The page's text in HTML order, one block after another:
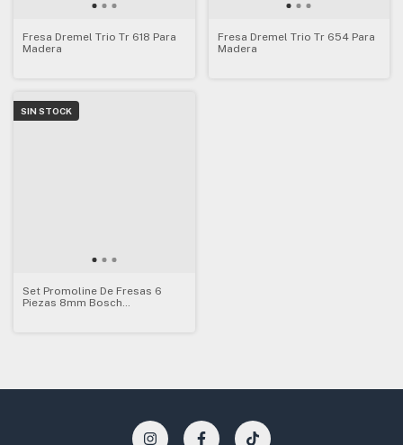
Fresa Dremel Trio Tr 618 Para
Madera
Fresa Dremel Trio Tr 654 Para
Madera
SIN STOCK
Set Promoline De Fresas 6
Piezas 8mm Bosch